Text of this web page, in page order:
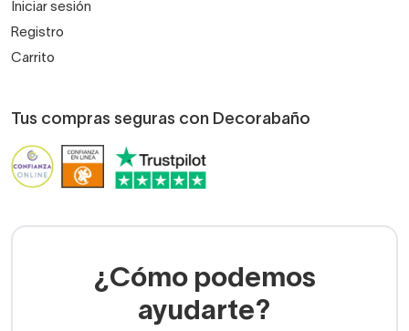
Iniciar sesión
Registro
Carrito
Tus compras seguras con Decorabaño
¿Cómo podemos
ayudarte?